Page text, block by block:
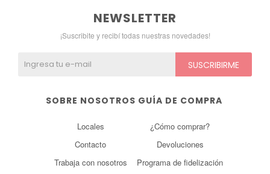
GUÍA DE COMPRA
¿Cómo comprar?
Devoluciones
Programa de fidelización
SOBRE NOSOTROS
Locales
Contacto
Trabaja con nosotros
NEWSLETTER
¡Suscribite y recibí todas nuestras novedades!
SUSCRIBIRME